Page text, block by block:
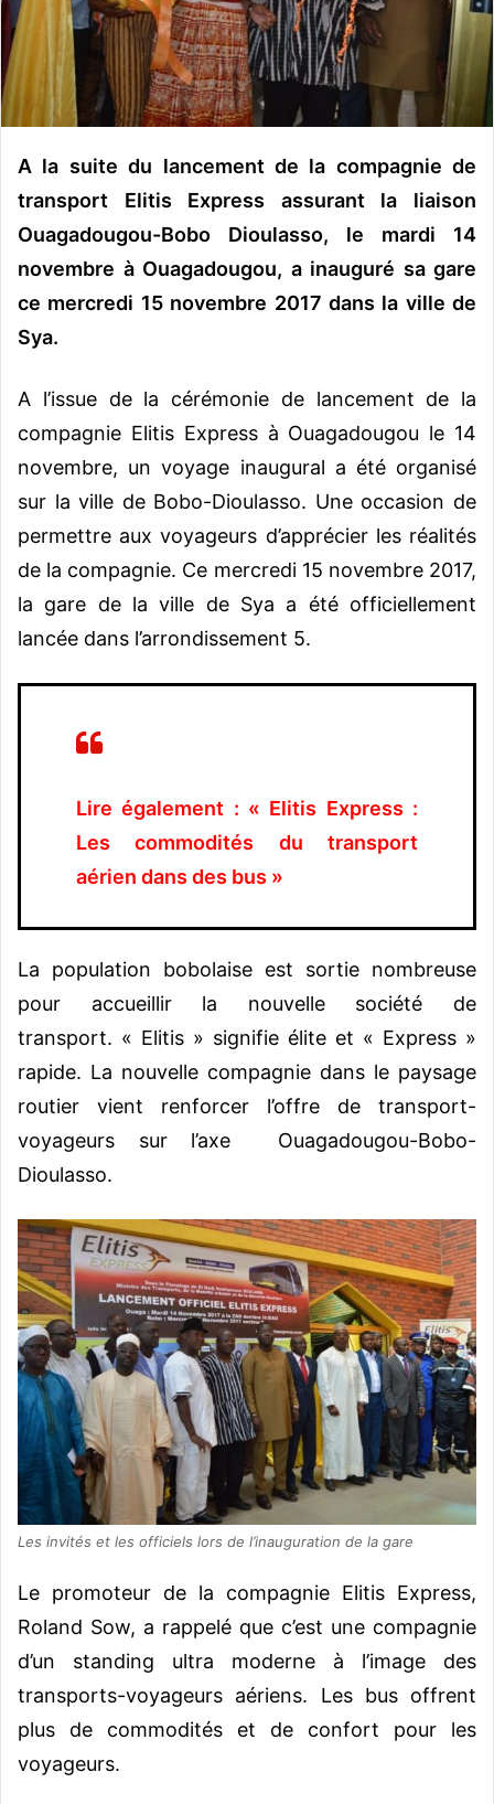
o
u
e
A la suite du lancement de la compagnie de
transport Elitis Express assurant la liaison
Ouagadougou-Bobo Dioulasso, le mardi 14
novembre à Ouagadougou, a inauguré sa gare
ce mercredi 15 novembre 2017 dans la ville de
Sya.
A l’issue de la cérémonie de lancement de la
compagnie Elitis Express à Ouagadougou le 14
novembre, un voyage inaugural a été organisé
sur la ville de Bobo-Dioulasso. Une occasion de
permettre aux voyageurs d’apprécier les réalités
de la compagnie. Ce mercredi 15 novembre 2017,
la gare de la ville de Sya a été officiellement
lancée dans l’arrondissement 5.
Lire également : « Elitis Express :
Les commodités du transport
aérien dans des bus »
La population bobolaise est sortie nombreuse
pour accueillir la nouvelle société de
transport. « Elitis » signifie élite et « Express »
rapide. La nouvelle compagnie dans le paysage
routier vient renforcer l’offre de transport-
voyageurs sur l’axe Ouagadougou-Bobo-
Dioulasso.
Les invités et les officiels lors de l’inauguration de la gare
Le promoteur de la compagnie Elitis Express,
Roland Sow, a rappelé que c’est une compagnie
d’un standing ultra moderne à l’image des
transports-voyageurs aériens. Les bus offrent
plus de commodités et de confort pour les
voyageurs.